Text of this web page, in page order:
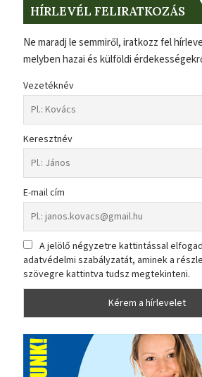
HÍRLEVÉL FELIRATKOZÁS
Ne maradj le semmiről, iratkozz fel
melyben hazai és külföldi
Vezetéknév
Keresztnév
E-mail cím
A jelölő négyzetre kattintással
adatvédelmi szabályzatát, aminek a
szövegre kattintva tudsz megtekinteni.